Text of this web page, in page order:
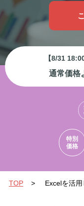
クションの視点から探
【8/31
通常価格
特別
価格
TOP> Excelを活